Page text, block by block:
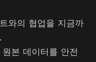
와의 협업을 지금까
본 데이터를 안전